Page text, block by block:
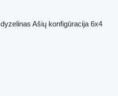
dyzelinas Ašių konfigūracija 6x4